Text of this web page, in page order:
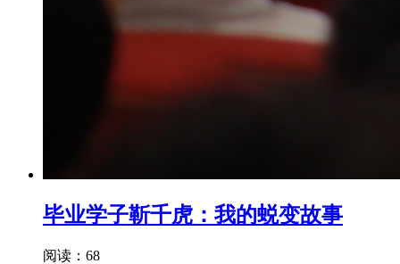
毕业学子靳千虎：我的蜕变故事
阅读：68